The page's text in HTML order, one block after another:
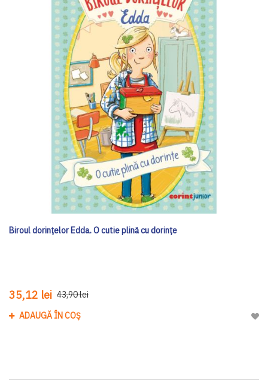
Biroul dorințelor Edda. O cutie plină cu dorințe
35,12 lei 43,90 lei
ADAUGĂ ÎN COȘ